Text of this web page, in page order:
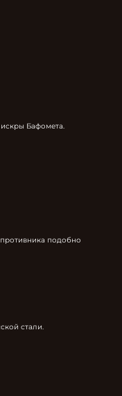
Бафомета.
подобно
стали.